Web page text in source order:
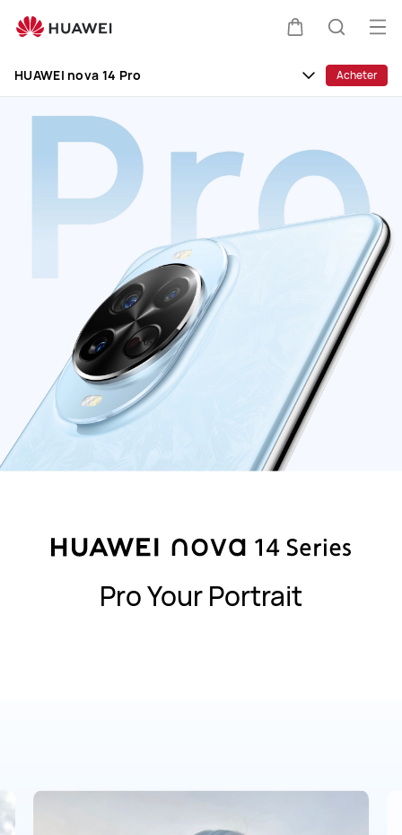
nova
Pro
le
HUAWEI nova 14 Pro Acheter
Pro Your Portrait